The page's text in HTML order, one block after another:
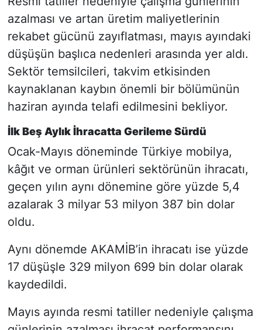
azalması ve artan üretim maliyetlerinin
rekabet gücünü zayıflatması, mayıs ayındaki
düşüşün başlıca nedenleri arasında yer aldı.
Sektör temsilcileri, takvim etkisinden
kaynaklanan kaybın önemli bir bölümünün
haziran ayında telafi edilmesini bekliyor.
İlk Beş Aylık İhracatta Gerileme Sürdü
Ocak-Mayıs döneminde Türkiye mobilya,
kâğıt ve orman ürünleri sektörünün ihracatı,
geçen yılın aynı dönemine göre yüzde 5,4
azalarak 3 milyar 53 milyon 387 bin dolar
oldu.
Aynı dönemde AKAMİB’in ihracatı ise yüzde
17 düşüşle 329 milyon 699 bin dolar olarak
kaydedildi.
Mayıs ayında resmi tatiller nedeniyle çalışma